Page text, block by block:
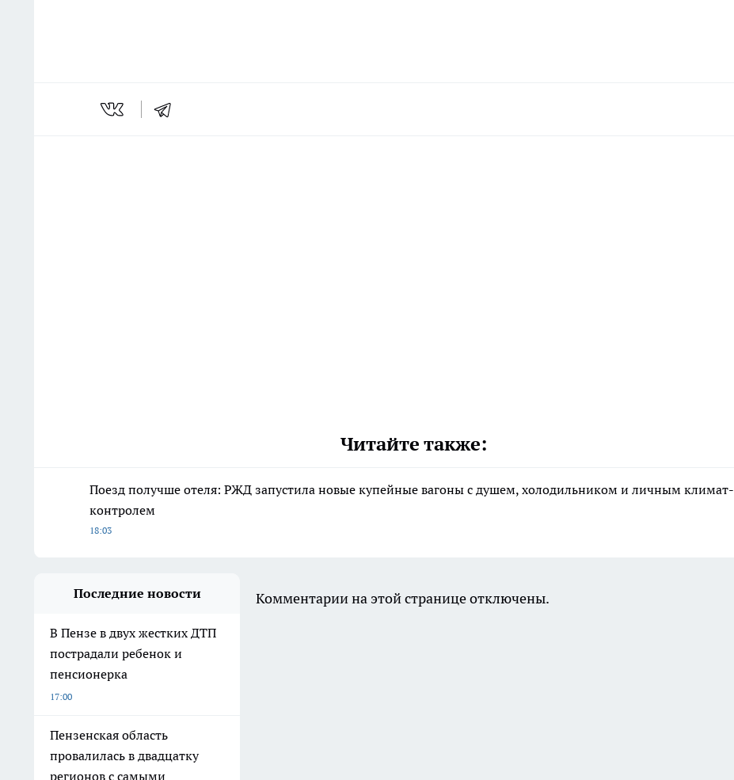
Читайте также:
Поезд получше отеля: РЖД запустила новые купейные вагоны с душем, холодильником и личным климат-
контролем
18:03
Последние новости
В Пензе в двух жестких ДТП
пострадали ребенок и
пенсионерка
17:00
Пензенская область
провалилась в двадцатку
регионов с самыми
Комментарии на этой странице отключены.